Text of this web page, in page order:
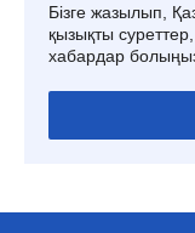
Бізге жазылып,
қызықты
хабардар